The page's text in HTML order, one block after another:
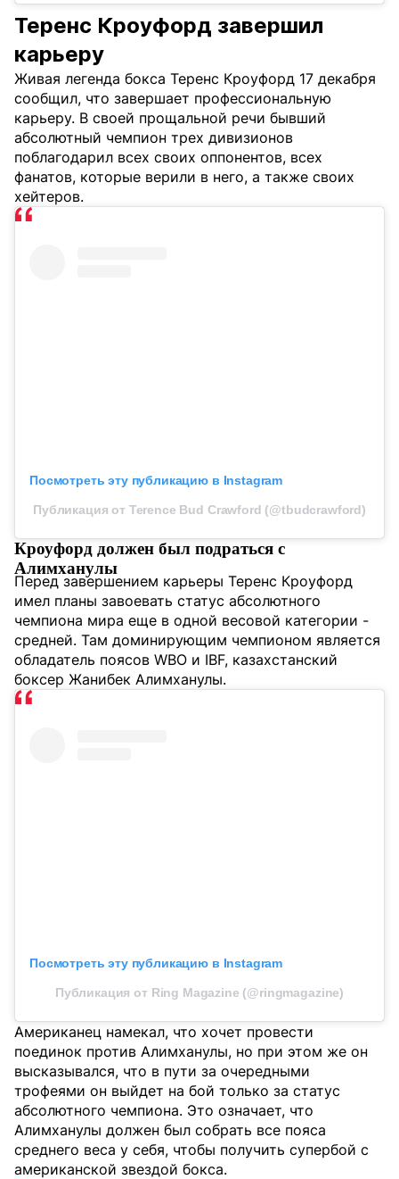
Теренс Кроуфорд завершил
карьеру
Живая легенда бокса Теренс Кроуфорд 17 декабря
сообщил, что завершает профессиональную
карьеру. В своей прощальной речи бывший
абсолютный чемпион трех дивизионов
поблагодарил всех своих оппонентов, всех
фанатов, которые верили в него, а также своих
хейтеров.
Посмотреть эту публикацию в Instagram
Публикация от Terence Bud Crawford (@tbudcrawford)
Кроуфорд должен был подраться с
Алимханулы
Перед завершением карьеры Теренс Кроуфорд
имел планы завоевать статус абсолютного
чемпиона мира еще в одной весовой категории -
средней. Там доминирующим чемпионом является
обладатель поясов WBO и IBF, казахстанский
боксер Жанибек Алимханулы.
Посмотреть эту публикацию в Instagram
Публикация от Ring Magazine (@ringmagazine)
Американец намекал, что хочет провести
поединок против Алимханулы, но при этом же он
высказывался, что в пути за очередными
трофеями он выйдет на бой только за статус
абсолютного чемпиона. Это означает, что
Алимханулы должен был собрать все пояса
среднего веса у себя, чтобы получить супербой с
американской звездой бокса.